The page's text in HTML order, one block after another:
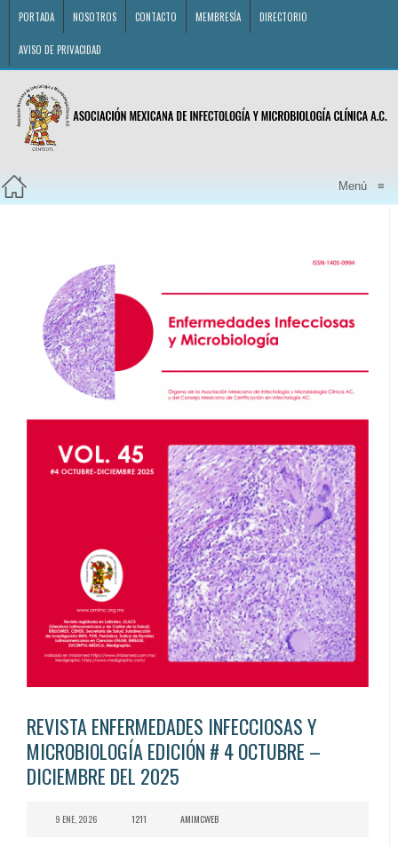
PORTADA NOSOTROS CONTACTO MEMBRESÍA DIRECTORIO
AVISO DE PRIVACIDAD
Menú ≡
REVISTA ENFERMEDADES INFECCIOSAS Y
MICROBIOLOGÍA EDICIÓN # 4 OCTUBRE –
DICIEMBRE DEL 2025
9 ENE, 2026 1211 AMIMCWEB